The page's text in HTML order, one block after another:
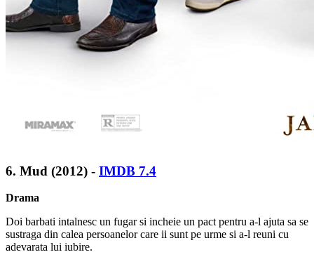
6. Mud (2012) - IMDB 7.4
Drama
Doi barbati intalnesc un fugar si incheie un pact pentru a-l ajuta sa se
sustraga din calea persoanelor care ii sunt pe urme si a-l reuni cu
adevarata lui iubire.